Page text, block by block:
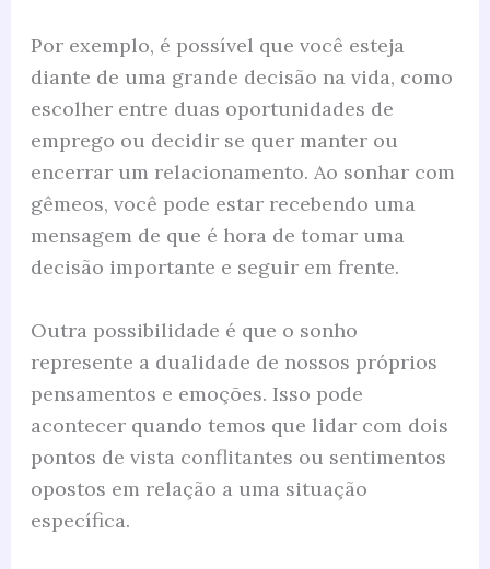
Por exemplo, é possível que você esteja
diante de uma grande decisão na vida, como
escolher entre duas oportunidades de
emprego ou decidir se quer manter ou
encerrar um relacionamento. Ao sonhar com
gêmeos, você pode estar recebendo uma
mensagem de que é hora de tomar uma
decisão importante e seguir em frente.
Outra possibilidade é que o sonho
represente a dualidade de nossos próprios
pensamentos e emoções. Isso pode
acontecer quando temos que lidar com dois
pontos de vista conflitantes ou sentimentos
opostos em relação a uma situação
específica.